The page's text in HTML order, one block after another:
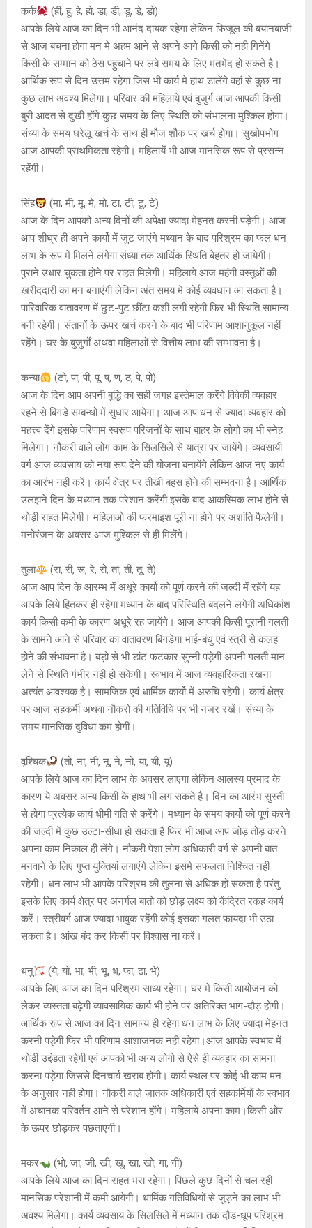
कर्क
(ही, हू, हे, हो, डा, डी, डू, डे, डो)
आपके लिये आज का दिन भी आनंद दायक रहेगा लेकिन फिजूल की बयानबाजी
से आज बचना होगा मन मे अहम आने से अपने आगे किसी को नही गिनेंगे
किसी के सम्मान को ठेस पहुचाने पर लंबे समय के लिए मतभेद हो सकते है।
आर्थिक रूप से दिन उत्तम रहेगा जिस भी कार्य मे हाथ डालेंगे वहां से कुछ ना
कुछ लाभ अवश्य मिलेगा। परिवार की महिलाये एवं बुजुर्ग आज आपकी किसी
बुरी आदत से दुखी होंगे कुछ समय के लिए स्थिति को संभालना मुश्किल होगा।
संध्या के समय घरेलू खर्च के साथ ही मौज शौक पर खर्च होगा। सुखोपभोग
आज आपकी प्राथमिकता रहेगी। महिलायें भी आज मानसिक रूप से प्रसन्न
रहेंगी।
सिंह
(मा, मी, मू, मे, मो, टा, टी, टू, टे)
आज के दिन आपको अन्य दिनों की अपेक्षा ज्यादा मेहनत करनी पड़ेगी। आज
आप शीघ्र ही अपने कार्यो में जुट जाएंगे मध्यान के बाद परिश्रम का फल धन
लाभ के रूप में मिलने लगेगा संध्या तक आर्थिक स्थिति बेहतर हो जायेगी।
पुराने उधार चुकता होने पर राहत मिलेगी। महिलाये आज महंगी वस्तुओं की
खरीददारी का मन बनाएंगी लेकिन अंत समय मे कोई व्यवधान आ सकता है।
पारिवारिक वातावरण में छुट-पुट छींटा कशी लगी रहेगी फिर भी स्थिति सामान्य
बनी रहेगी। संतानों के ऊपर खर्च करने के बाद भी परिणाम आशानुकूल नहीं
रहेंगे। घर के बुजुर्गों अथवा महिलाओं से वित्तीय लाभ की सम्भावना है।
कन्या
(टो, पा, पी, पू, ष, ण, ठ, पे, पो)
आज के दिन आप अपनी बुद्धि का सही जगह इस्तेमाल करेंगे विवेकी व्यवहार
रहने से बिगड़े सम्बन्धो में सुधार आयेगा। आज आप धन से ज्यादा व्यवहार को
महत्त्व देंगे इसके परिणाम स्वरूप परिजनों के साथ बाहर के लोगो का भी स्नेह
मिलेगा। नौकरी वाले लोग काम के सिलसिले से यात्रा पर जायेंगे। व्यवसायी
वर्ग आज व्यवसाय को नया रूप देने की योजना बनायेंगे लेकिन आज नए कार्य
का आरंभ नही करें। कार्य क्षेत्र पर तीखी बहस होने की सम्भवना है। आर्थिक
उलझने दिन के मध्यान तक परेशान करेंगी इसके बाद आकस्मिक लाभ होने से
थोड़ी राहत मिलेगी। महिलाओ की फरमाइश पूरी ना होने पर अशांति फैलेगी।
मनोरंजन के अवसर आज मुश्किल से ही मिलेंगे।
तुला
(रा, री, रू, रे, रो, ता, ती, तू, ते)
आज आप दिन के आरम्भ में अधूरे कार्यो को पूर्ण करने की जल्दी में रहेंगे यह
आपके लिये हितकर ही रहेगा मध्यान के बाद परिस्थिति बदलने लगेगी अधिकांश
कार्य किसी कमी के कारण अधूरे रह जायेंगे। आज आपकी किसी पूरानी गलती
के सामने आने से परिवार का वातावरण बिगड़ेगा भाई-बंधु एवं स्त्री से कलह
होने की संभावना है। बड़ो से भी डांट फटकार सुन्नी पड़ेगी अपनी गलती मान
लेने से स्थिति गंभीर नही हो सकेगी। स्वभाव में आज व्यवहारिकता रखना
अत्यंत आवश्यक है। सामजिक एवं धार्मिक कार्यो में अरुचि रहेगी। कार्य क्षेत्र
पर आज सहकर्मी अथवा नौकरो की गतिविधि पर भी नजर रखें। संध्या के
समय मानसिक दुविधा कम होगी।
वृश्चिक
(तो, ना, नी, नू, ने, नो, या, यी, यू)
आपके लिये आज का दिन लाभ के अवसर लाएगा लेकिन आलस्य प्रमाद के
कारण ये अवसर अन्य किसी के हाथ भी लग सकते है। दिन का आरंभ सुस्ती
से होगा प्रत्येक कार्य धीमी गति से करेंगे। मध्यान के समय कार्यो को पूर्ण करने
की जल्दी में कुछ उल्टा-सीधा हो सकता है फिर भी आज आप जोड़ तोड़ करने
अपना काम निकाल ही लेंगे। नौकरी पेशा लोग अधिकारी वर्ग से अपनी बात
मनवाने के लिए गुप्त युक्तियां लगाएंगे लेकिन इसमे सफलता निश्चित नही
रहेगी। धन लाभ भी आपके परिश्रम की तुलना से अधिक हो सकता है परंतु
इसके लिए कार्य क्षेत्र पर अनर्गल बातो को छोड़ लक्ष्य को केंद्रित रकह कार्य
करें। स्त्रीवर्ग आज ज्यादा भावुक रहेंगी कोई इसका गलत फायदा भी उठा
सकता है। आंख बंद कर किसी पर विश्वास ना करें।
धनु
(ये, यो, भा, भी, भू, ध, फा, ढा, भे)
आपके लिए आज का दिन परिश्रम साध्य रहेगा। घर मे किसी आयोजन को
लेकर व्यस्तता बढ़ेगी व्यावसायिक कार्य भी होने पर अतिरिक्त भाग-दौड़ होगी।
आर्थिक रूप से आज का दिन सामान्य ही रहेगा धन लाभ के लिए ज्यादा मेहनत
करनी पड़ेगी फिर भी परिणाम आशाजनक नही रहेगा।आज आपके स्वभाव में
थोड़ी उद्दंडता रहेगी एवं आपको भी अन्य लोगो से ऐसे ही व्यवहार का सामना
करना पड़ेगा जिससे दिनचार्य खराब होगी। कार्य स्थल पर कोई भी काम मन
के अनुसार नही होगा। नौकरी वाले जातक अधिकारी एवं सहकर्मियों के स्वभाव
में अचानक परिवर्तन आने से परेशान होंगे। महिलाये अपना काम।किसी ओर
के ऊपर छोड़कर पछताएगी।
मकर
(भो, जा, जी, खी, खू, खा, खो, गा, गी)
आपके लिये आज का दिन राहत भरा रहेगा। पिछले कुछ दिनों से चल रही
मानसिक परेशानी में कमी आयेगी। धार्मिक गतिविधियों से जुड़ने का लाभ भी
अवश्य मिलेगा। कार्य व्यवसाय के सिलसिले में मध्यान तक दौड़-धूप परिश्रम